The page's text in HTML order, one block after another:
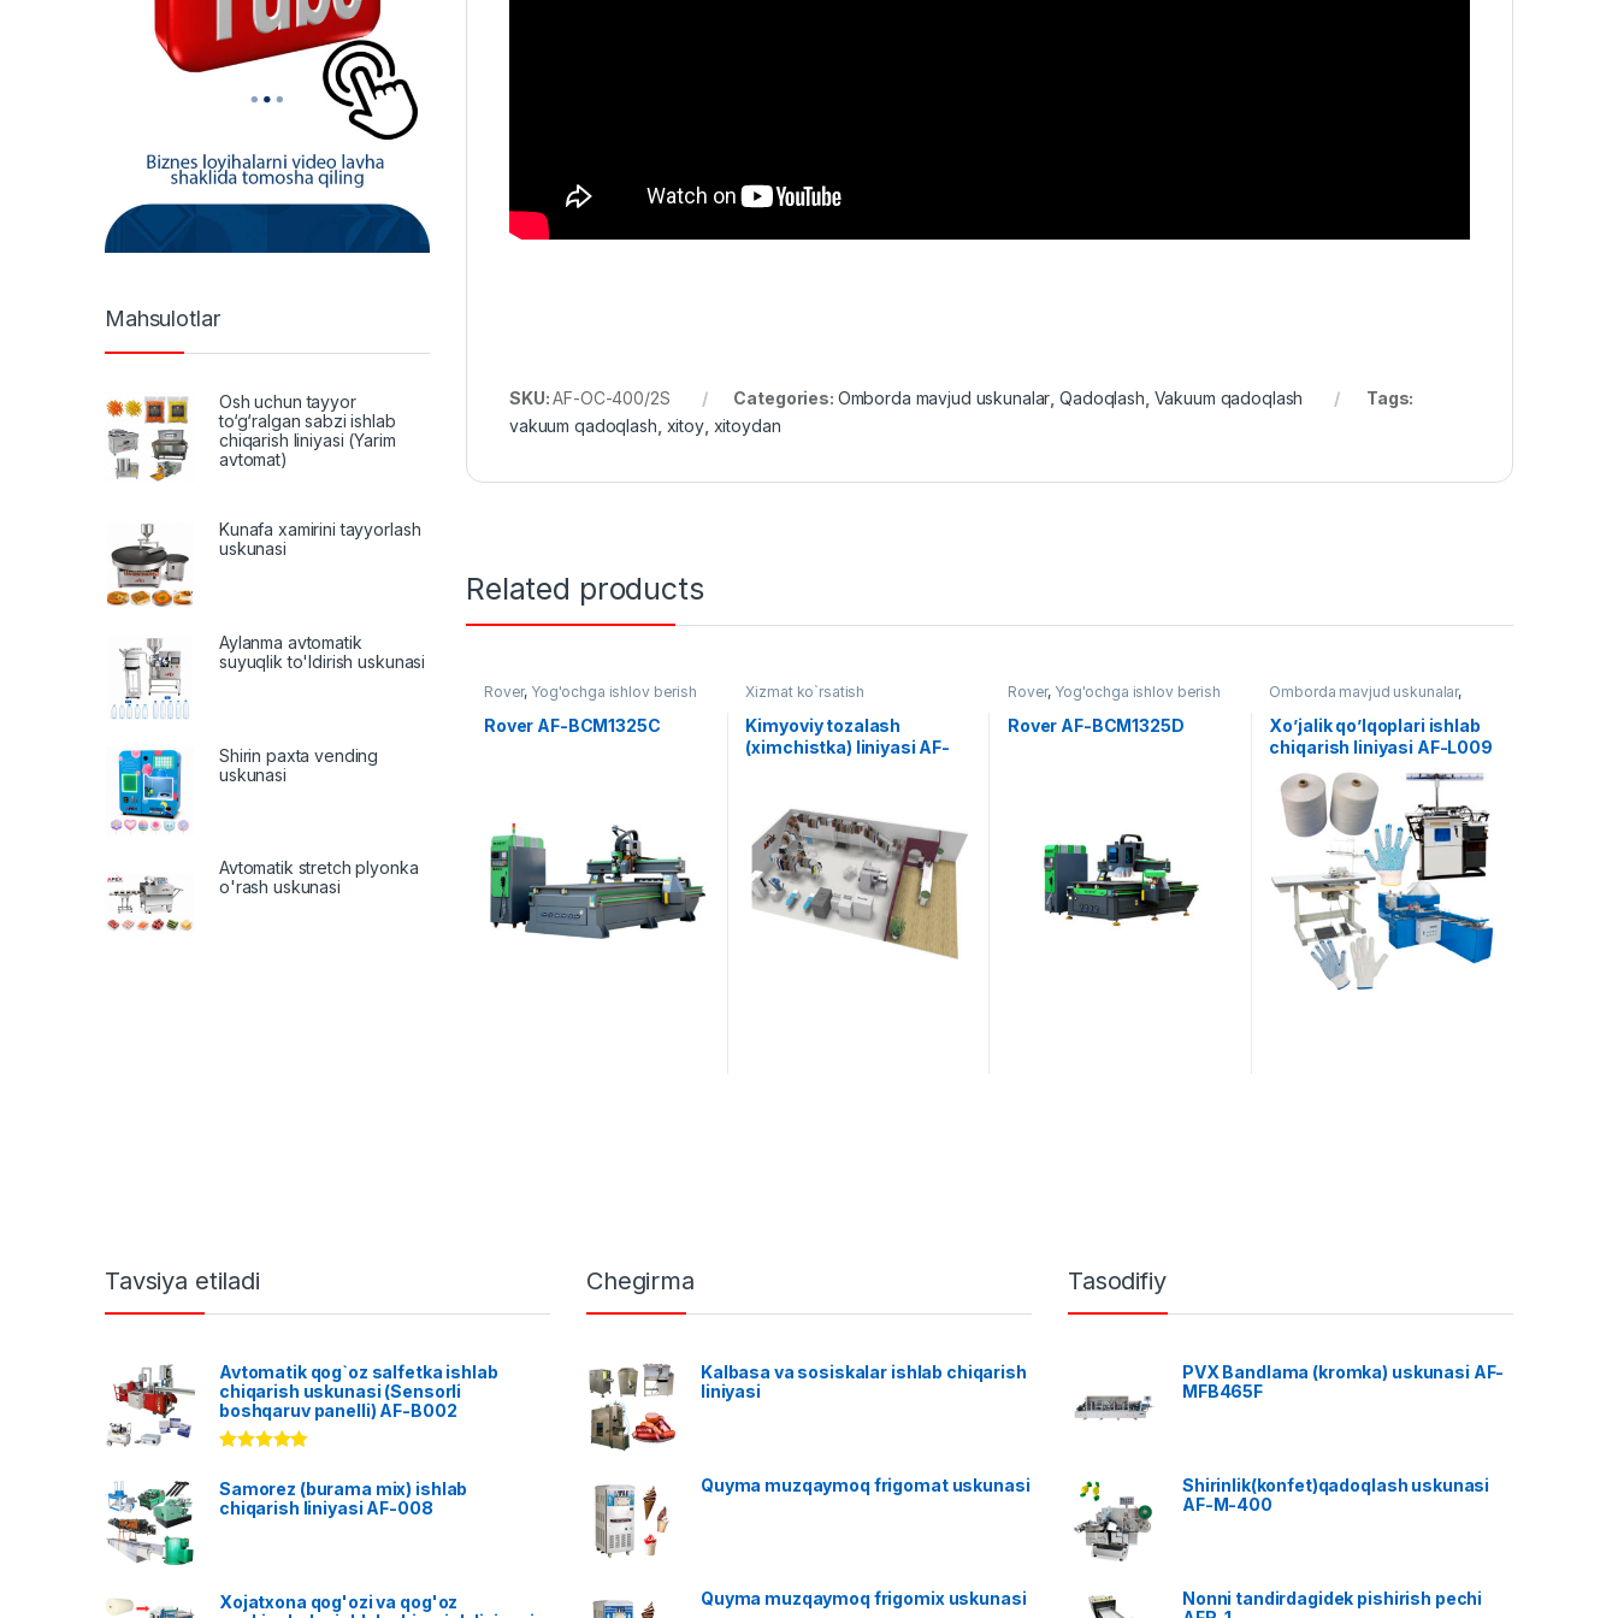
SKU:AF-OC-400/2S Categories: Omborda mavjud uskunalar ,Qadoqlash Vakuum qadoqlash
Tags:
vakuum qadoqlash xitoy, xitoydan
Related products
Rover, Yog'ochga ishlov berish
Rover AF-BCM1325C
Xizmat ko`rsatish
Kimyoviy tozalash
(ximchistka) liniyasi AF-
Rover, Yog'ochga ishlov berish
Rover AF-BCM1325D
Omborda mavjud uskunalar,
Xo’jalik qo’lqoplari ishlab
chiqarish liniyasi AF-L009
Mahsulotlar
Osh uchun tayyor
to‘g‘ralgan sabzi ishlab
chiqarish liniyasi (Yarim
avtomat)
Kunafa xamirini tayyorlash
uskunasi
Aylanma avtomatik
suyuqlik to'ldirish uskunasi
Shirin paxta vending
uskunasi
Avtomatik stretch plyonka
o'rash uskunasi
Tavsiya etiladi
Avtomatik qog`oz salfetka ishlab
chiqarish uskunasi (Sensorli
boshqaruv panelli) AF-B002
out of 5
Samorez (burama mix) ishlab
chiqarish liniyasi AF-008
Xojatxona qog'ozi va qog'oz
Chegirma
Kalbasa va sosiskalar ishlab chiqarish
liniyasi
Quyma muzqaymoq frigomat uskunasi
Quyma muzqaymoq frigomix uskunasi
Tasodifiy
PVX Bandlama (kromka) uskunasi AF-
MFB465F
Shirinlik(konfet)qadoqlash uskunasi
AF-M-400
Nonni tandirdagidek pishirish pechi